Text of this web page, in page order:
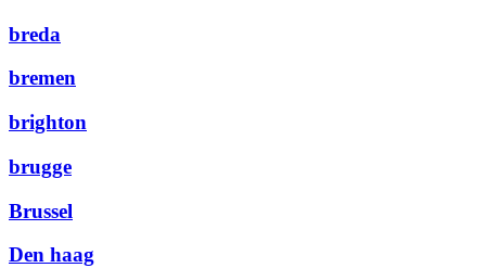
breda
bremen
brighton
brugge
Brussel
Den haag